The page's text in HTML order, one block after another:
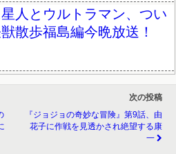
人とウルトラマン、つい
散歩福島編今晩放送！
次の投稿
『ジョジョの奇妙な冒険』第9話、由
花子に作戦を見透かされ絶望する康
一